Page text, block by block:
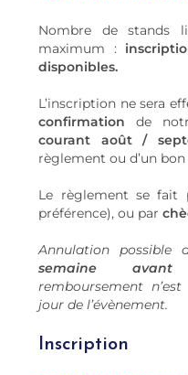
Nombre de
maximum :
disponibles.
L’inscription ne sera
confirmation de
courant août /
règlement ou d’un
Le règlement se fait
préférence), ou par
Annulation possible
semaine avant
remboursement
jour de l’évènement.
Inscription